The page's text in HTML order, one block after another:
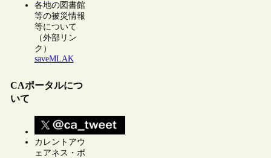
各地の図書館
等の被災情報
等について
（外部リン
ク）
saveMLAK
CAポータルにつ
いて
カレントアウ
ェアネス・ポ